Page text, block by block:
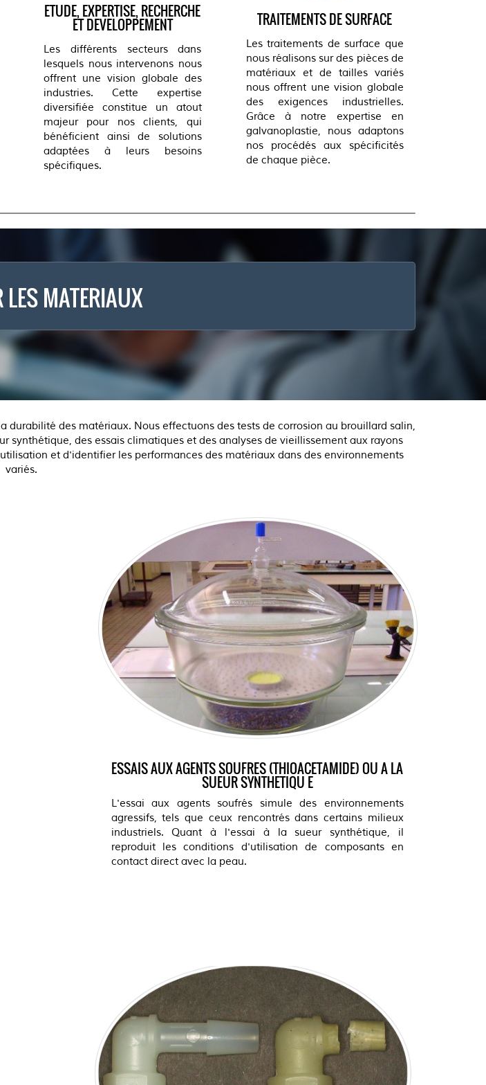
ETUDE, EXPERTISE, RECHERCHE
ET DEVELOPPEMENT
Les différents secteurs dans
lesquels nous intervenons nous
offrent une vision globale des
industries. Cette expertise
diversifiée constitue un atout
majeur pour nos clients, qui
bénéficient ainsi de solutions
adaptées à leurs besoins
spécifiques.
TRAITEMENTS DE SURFACE
Les traitements de surface que
nous réalisons sur des pièces de
matériaux et de tailles variés
nous offrent une vision globale
des exigences industrielles.
Grâce à notre expertise en
galvanoplastie, nous adaptons
nos procédés aux spécificités
de chaque pièce.
MATERIAUX
des matériaux. Nous effectuons des tests de corrosion au brouillard salin,
synthétique, des essais climatiques et des analyses de vieillissement aux rayons
et d'identifier les performances des matériaux dans des environnements
variés.
ESSAIS AUX AGENTS SOUFRES (THIOACETAMIDE) OU A LA
SUEUR SYNTHETIQU E
L'essai aux agents soufrés simule des environnements
agressifs, tels que ceux rencontrés dans certains milieux
industriels. Quant à l'essai à la sueur synthétique, il
reproduit les conditions d'utilisation de composants en
contact direct avec la peau.